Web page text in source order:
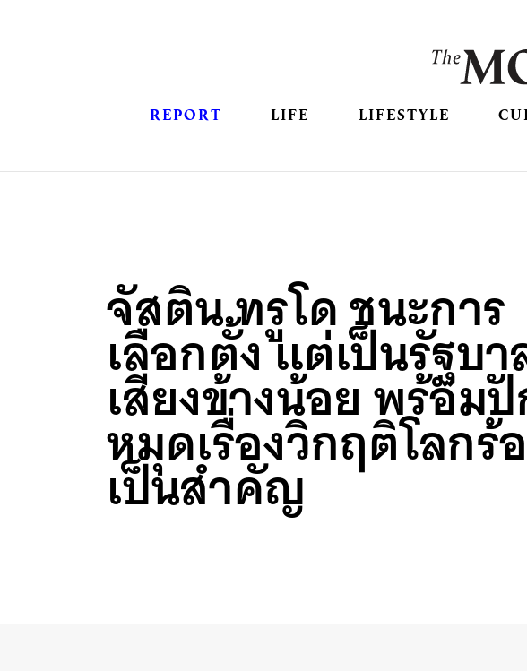
REPORT LIFE LIFESTYLE
จัสติน ทรูโด ชนะการ
เลือกตั้ง แต่เป็นรัฐบา
เสียงข้างน้อย พร้อม
หมุดเรื่องวิกฤติโลกร้
เป็นสำคัญ